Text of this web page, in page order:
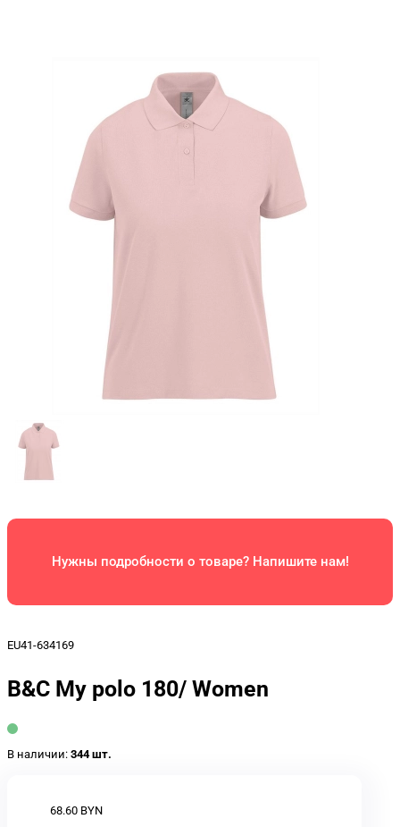
Нужны подробности о товаре? Напишите нам!
EU41-634169
B&C My polo 180/ Women
В наличии: 344 шт.
68.60 BYN